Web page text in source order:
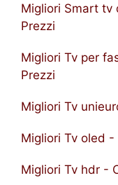
Migliori Smart tv
Prezzi
Migliori Tv per
Prezzi
Migliori Tv
Migliori Tv oled -
Migliori Tv hdr -